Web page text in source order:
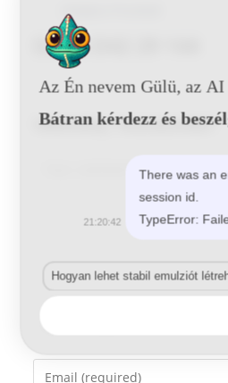
Utoljára frissített
Dacia D42 29 144
Vélemény, hozzászólás?
your
name
Enter
Az Én nevem Gülü, az
Bátran kérdezz és
There was an
session id.
TypeError:
21:20:42
Hogyan lehet stabil emulziót